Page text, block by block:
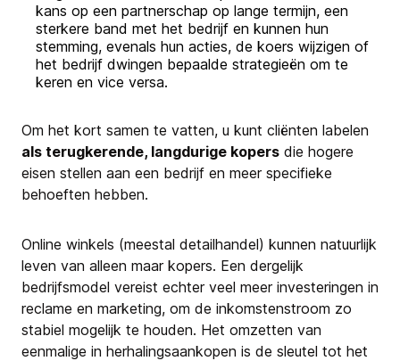
kans op een partnerschap op lange termijn, een
sterkere band met het bedrijf en kunnen hun
stemming, evenals hun acties, de koers wijzigen of
het bedrijf dwingen bepaalde strategieën om te
keren en vice versa.
Om het kort samen te vatten, u kunt cliënten labelen
als terugkerende, langdurige kopers die hogere
eisen stellen aan een bedrijf en meer specifieke
behoeften hebben.
Online winkels (meestal detailhandel) kunnen natuurlijk
leven van alleen maar kopers. Een dergelijk
bedrijfsmodel vereist echter veel meer investeringen in
reclame en marketing, om de inkomstenstroom zo
stabiel mogelijk te houden. Het omzetten van
eenmalige in herhalingsaankopen is de sleutel tot het